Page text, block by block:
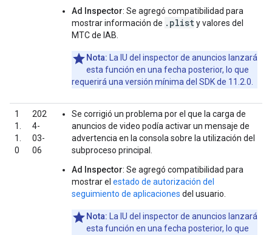
Ad Inspector: Se agregó compatibilidad para
mostrar información de .plisty valores del
MTC de IAB.
Nota: La IU del inspector de anuncios lanzará
esta función en una fecha posterior, lo que
requerirá una versión mínima del SDK de 11.2.0.
1
1.
1.
0
202
4-
03-
06
Se corrigió un problema por el que la carga de
anuncios de video podía activar un mensaje de
advertencia en la consola sobre la utilización del
subproceso principal.
Ad Inspector: Se agregó compatibilidad para
mostrar el estado de autorización del
seguimiento de aplicaciones del usuario.
Nota: La IU del inspector de anuncios lanzará
esta función en una fecha posterior, lo que